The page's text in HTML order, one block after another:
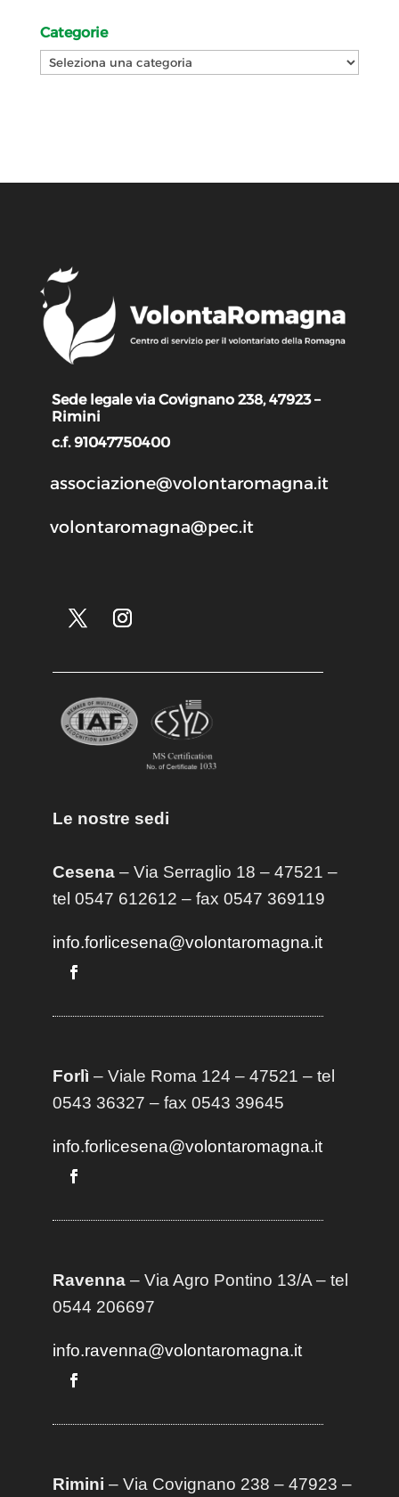
Categorie
Categorie
Sede legale via Covignano 238, 47923 –
Rimini
c.f. 91047750400
associazione@volontaromagna.it
volontaromagna@pec.it
Le nostre sedi
Cesena– Via Serraglio 18 – 47521 –
tel 0547 612612 – fax 0547 369119
info.forlicesena@volontaromagna.it
Forlì – Viale Roma 124 – 47521 – tel
0543 36327 – fax 0543 39645
info.forlicesena@volontaromagna.it
Ravenna– Via Agro Pontino 13/A– tel
0544 206697
info.ravenna@volontaromagna.it
Rimini – Via Covignano 238 – 47923 –